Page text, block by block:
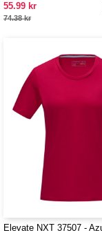
55.99 kr
74.38 kr
Elevate NXT 37507 -